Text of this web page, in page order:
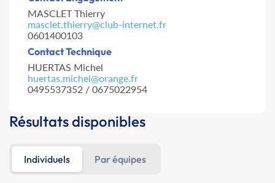
MASCLET Thierry
masclet.thierry@club-internet.fr
0601400103
Contact Technique
HUERTAS Michel
huertas.michel@orange.fr
0495537352 / 0675022954
Résultats disponibles
Individuels Par équipes